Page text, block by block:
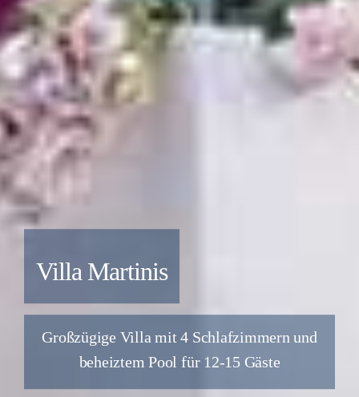
Villa Atria
Luxuriöse 4-Zimmer-Villa für 8+2 mit
beheiztem Salzwasserpool